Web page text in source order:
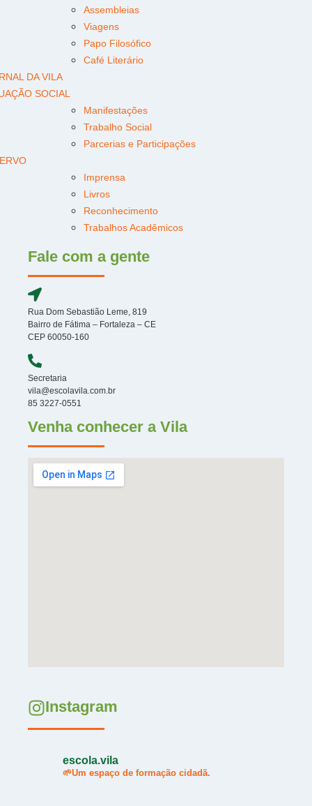
Assembleias
Viagens
Papo Filosófico
Café Literário
DA VILA
SOCIAL
Manifestações
Trabalho Social
Parcerias e Participações
Imprensa
Livros
Reconhecimento
Trabalhos Acadêmicos
Fale com a gente
Rua Dom Sebastião Leme, 819
Bairro de Fátima – Fortaleza – CE
CEP 60050-160
Secretaria
vila@escolavila.com.br
85 3227-0551
Venha conhecer a Vila
Instagram
escola.vila
🌱Um espaço de formação cidadã.